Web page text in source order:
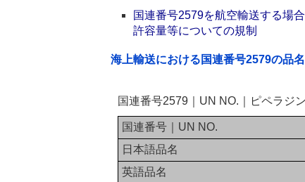
国連番号2579を航空輸送する場
許容量等についての規制
海上輸送における国連番号2579の品
国連番号2579｜UN NO.｜ピペラジ
国連番号｜UN NO.
日本語品名
英語品名